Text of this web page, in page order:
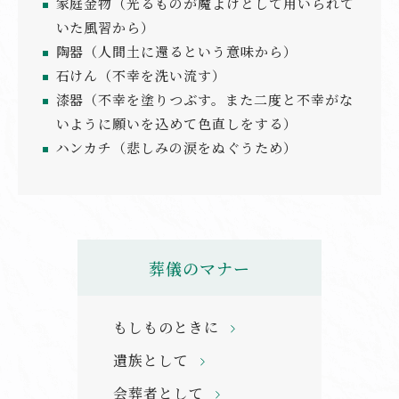
いた風習から）
陶器（人間土に還るという意味から）
石けん（不幸を洗い流す）
漆器（不幸を塗りつぶす。また二度と不幸がな
いように願いを込めて色直しをする）
ハンカチ（悲しみの涙をぬぐうため）
葬儀のマナー
もしものときに
遺族として
会葬者として